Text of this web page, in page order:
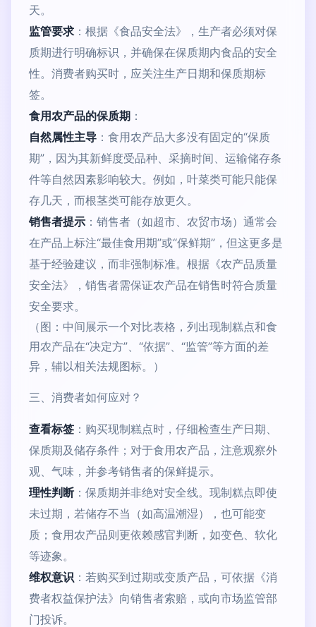
天。
监管要求 ：根据《食品安全法》，生产者必须对保
质期进行明确标识，并确保在保质期内食品的安全
性。消费者购买时，应关注生产日期和保质期标
签。
食用农产品的保质期 ：
自然属性主导 ：食用农产品大多没有固定的“保质
期”，因为其新鲜度受品种、采摘时间、运输储存条
件等自然因素影响较大。例如，叶菜类可能只能保
存几天，而根茎类可能存放更久。
销售者提示 ：销售者（如超市、农贸市场）通常会
在产品上标注“最佳食用期”或“保鲜期”，但这更多是
基于经验建议，而非强制标准。根据《农产品质量
安全法》，销售者需保证农产品在销售时符合质量
安全要求。
（图：中间展示一个对比表格，列出现制糕点和食
用农产品在“决定方”、“依据”、“监管”等方面的差
异，辅以相关法规图标。）
三、消费者如何应对？
查看标签 ：购买现制糕点时，仔细检查生产日期、
保质期及储存条件；对于食用农产品，注意观察外
观、气味，并参考销售者的保鲜提示。
理性判断：保质期并非绝对安全线。现制糕点即使
未过期，若储存不当（如高温潮湿），也可能变
质；食用农产品则更依赖感官判断，如变色、软化
等迹象。
维权意识 ：若购买到过期或变质产品，可依据《消
费者权益保护法》向销售者索赔，或向市场监管部
门投诉。